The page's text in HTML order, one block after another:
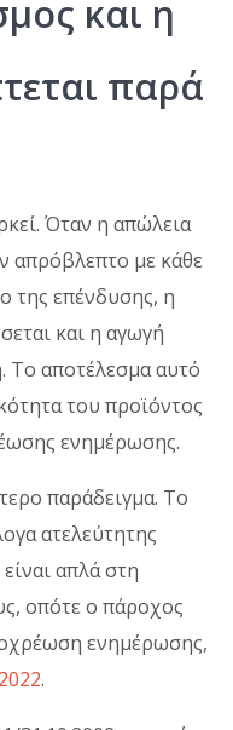
και η
παρά
Όταν η απώλεια
απρόβλεπτο με κάθε
της επένδυσης, η
και η αγωγή
Το αποτέλεσμα αυτό
του προϊόντος
ενημέρωσης.
παράδειγμα. Το
ατελεύτητης
απλά στη
οπότε ο πάροχος
ενημέρωσης,
.